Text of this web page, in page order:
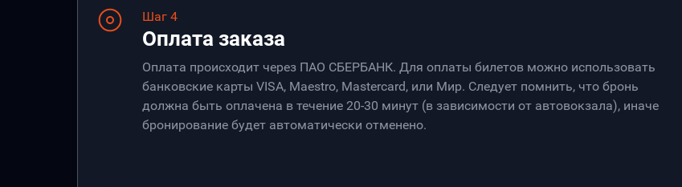
Шаг 4
Оплата заказа
Оплата происходит через ПАО СБЕРБАНК. Для оплаты билетов можно использовать
банковские карты VISA, Maestro, Mastercard, или Мир. Следует помнить, что бронь
должна быть оплачена в течение 20-30 минут (в зависимости от автовокзала), иначе
бронирование будет автоматически отменено.